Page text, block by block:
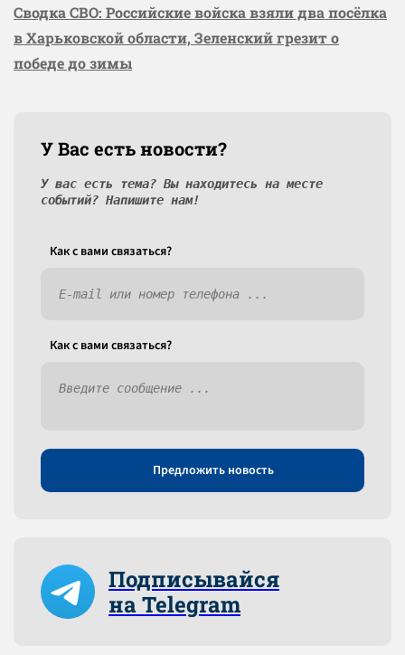
Сводка СВО: Российские войска взяли два посёлка
в Харьковской области, Зеленский грезит о
победе до зимы
У Вас есть новости?
У вас есть тема? Вы находитесь на месте
событий? Напишите нам!
Как c вами связаться?
Как c вами связаться?
Предложить новость
Подписывайся
на Telegram